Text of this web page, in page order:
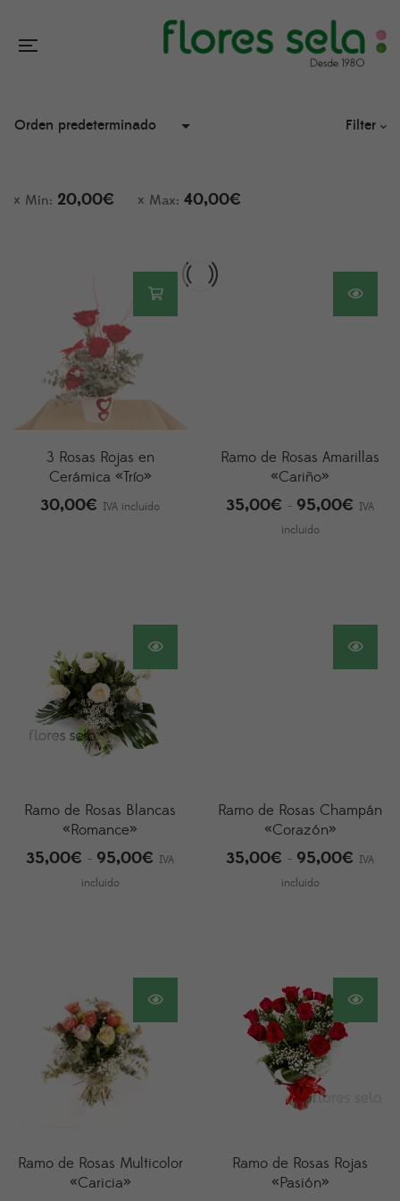
Filter
Min: 20,00€ Max: 40,00€
3 Rosas Rojas en
Cerámica «Trío»
30,00€ IVA incluido
Ramo de Rosas Amarillas
«Cariño»
35,00€ - 95,00€ Rango
hasta
IVA
incluido
Ramo de Rosas Blancas
«Romance»
35,00€ - 95,00€ Rango
hasta
95,00€
IVA
incluido
Ramo de Rosas Champán
«Corazón»
35,00€ - 95,00€ Rango
hasta
IVA
incluido
Ramo de Rosas Multicolor
«Caricia»
Ramo de Rosas Rojas
«Pasión»